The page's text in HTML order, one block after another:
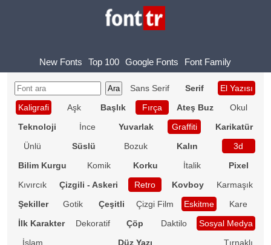
New Fonts Top 100 Google Fonts Font Family
Sans Serif Serif
El Yazısı
Kaligrafi
Aşk Başlık Fırça Ateş Buz
Okul
Teknoloji
İnce Yuvarlak Graffiti
Karikatür
Ünlü
Süslü Bozuk Kalın
3d
Bilim Kurgu
Komik Korku İtalik
Pixel
Kıvırcık
Çizgili - Askeri Retro Kovboy
Karmaşık
Şekiller
Gotik Çeşitli Çizgi Film Eskitme
Kare
İlk Karakter
Dekoratif Çöp Daktilo
Sosyal Medya
İslam
Düz Yazı Tırnaklı